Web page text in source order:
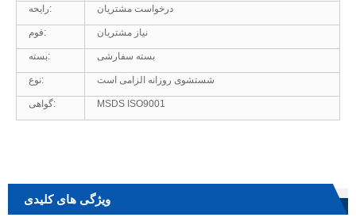
رایحه: درخواست مشتریان
فوم: نیاز مشتریان
بسته: بسته سفارشی
نوع: شستشوی روزانه الزامی است
گواهی: MSDS ISO9001
ویژگی های کلیدی